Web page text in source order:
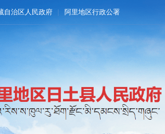
自治区人民政府 阿里地区行政公署